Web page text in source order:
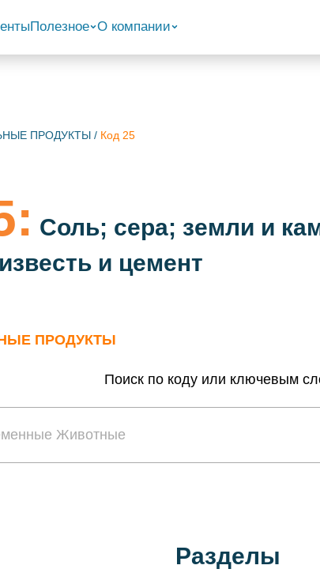
Полезное О компании
ПРОДУКТЫ / Код 25
Соль; сера; земли и
и цемент
ПРОДУКТЫ
Поиск по коду или ключевым
Разделы